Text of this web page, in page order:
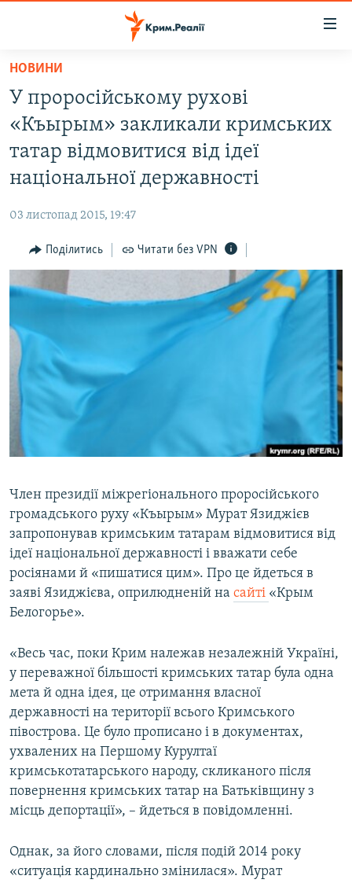
Перейти
основного
матеріалу
до
основної
Перейти
пошуку
ВОДА.КРИМ
ВІДЕО ТА ФОТО
ПОЛІТИКА
ІНТЕРВ'Ю
ВСЕ ЗА ДЕНЬ
СПЕЦПРОЕКТИ
ДЕПОРТАЦІЯ
ВІДЕОУРОКИ «ELIFBE»
СВІДЧЕННЯ ОКУПАЦІЇ
ЯК ОБІЙТИ БЛОКУВАННЯ
Русский
Qırımtatar
ДОЛУЧАЙСЯ!
Усі сайти RFE/RL
НОВИНИ
У проросійському рухові
«Къырым» закликали кримських
татар відмовитися від ідеї
національної державності
03 листопад 2015, 19:47
Поділитись Читати без VPN
Член президії міжрегіонального проросійського
громадського руху «Къырым» Мурат Язиджієв
запропонував кримським татарам відмовитися від
ідеї національної державності і вважати себе
росіянами й «пишатися цим». Про це йдеться в
заяві Язиджієва, оприлюдненій на сайті «Крым
Белогорье».
«Весь час, поки Крим належав незалежній Україні,
у переважної більшості кримських татар була одна
мета й одна ідея, це отримання власної
державності на території всього Кримського
півострова. Це було прописано і в документах,
ухвалених на Першому Курултаї
кримськотатарського народу, скликаного після
повернення кримських татар на Батьківщину з
місць депортації», – йдеться в повідомленні.
Однак, за його словами, після подій 2014 року
«ситуація кардинально змінилася». Мурат